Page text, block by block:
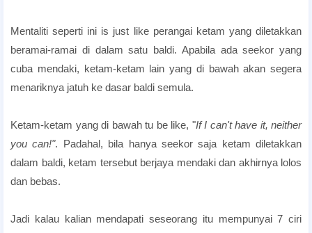
Mentaliti seperti ini is just like perangai ketam yang diletakkan
beramai-ramai di dalam satu baldi. Apabila ada seekor yang
cuba mendaki, ketam-ketam lain yang di bawah akan segera
menariknya jatuh ke dasar baldi semula.
Ketam-ketam yang di bawah tu be like, "If I can't have it, neither
you can!". Padahal, bila hanya seekor saja ketam diletakkan
dalam baldi, ketam tersebut berjaya mendaki dan akhirnya lolos
dan bebas.
Jadi kalau kalian mendapati seseorang itu mempunyai 7 ciri